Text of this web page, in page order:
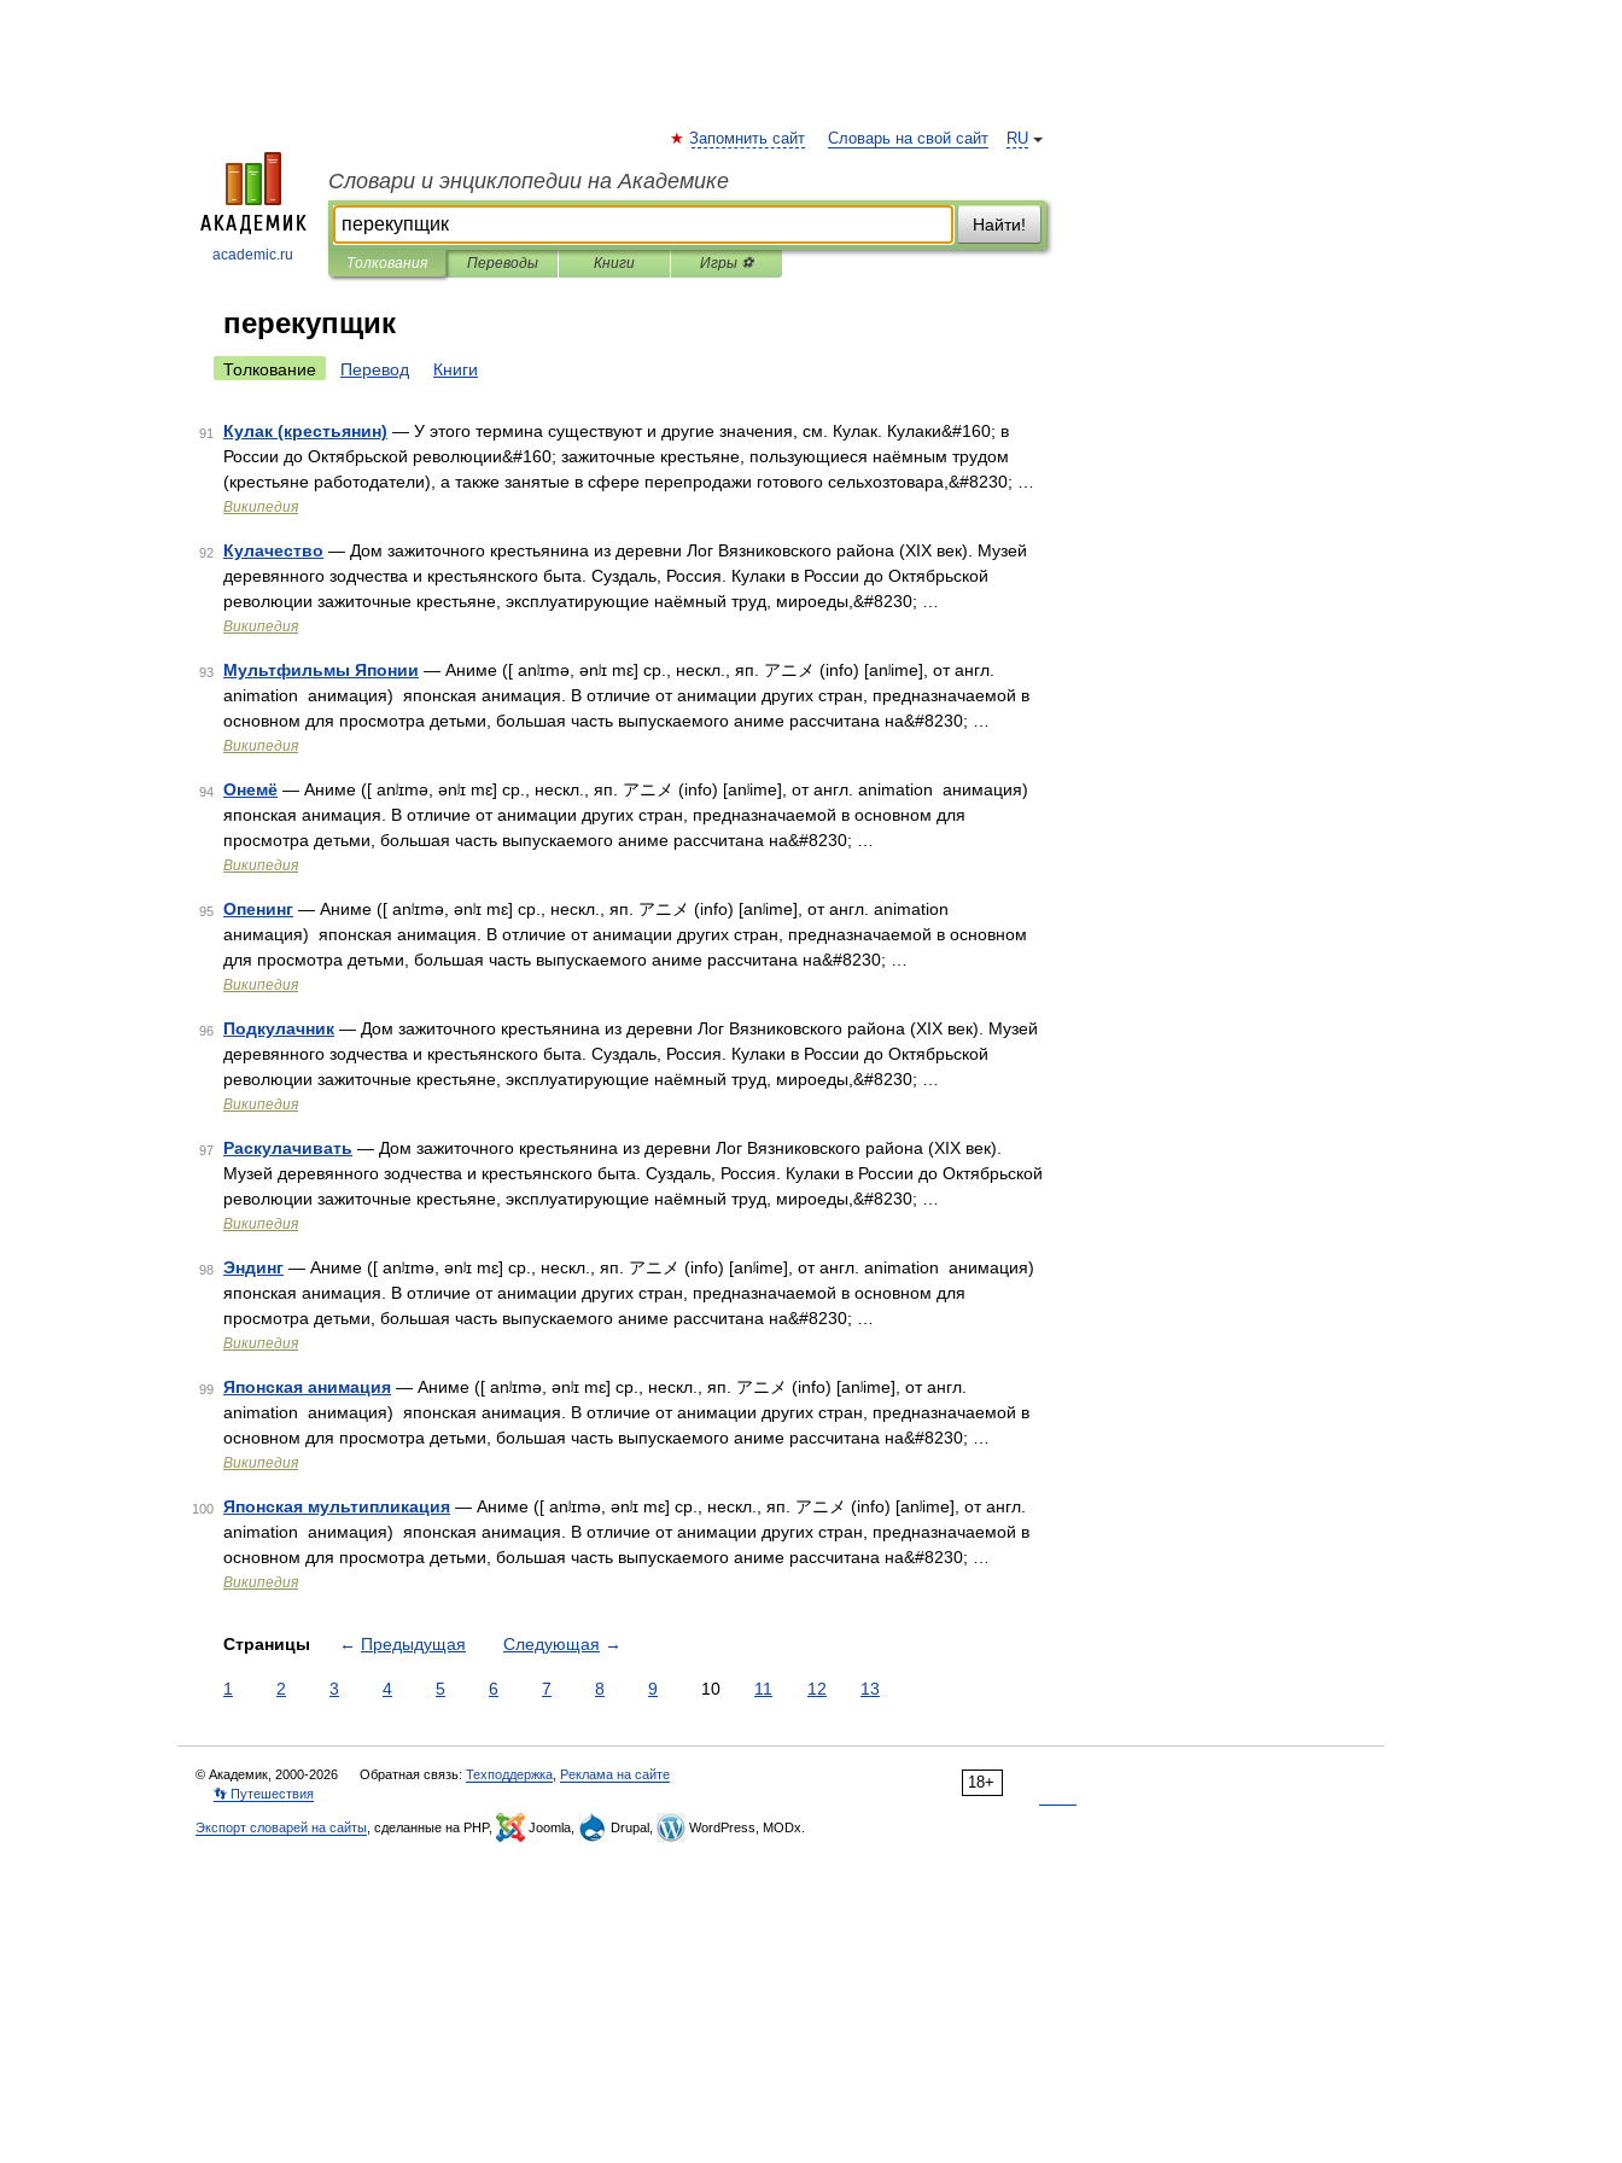
academic.ru
RU
Запомнить сайт Словарь на свой сайт
Словари и энциклопедии на Академике
Найти!
Толкования Переводы Книги Игры ⚽
перекупщик
Толкование Перевод Книги
91 Кулак (крестьянин) — У этого термина существуют и другие значения, см. Кулак. Кулаки&#160; в
России до Октябрьской революции&#160; зажиточные крестьяне, пользующиеся наёмным трудом
(крестьяне работодатели), а также занятые в сфере перепродажи готового сельхозтовара,&#8230; …
Википедия
92 Кулачество — Дом зажиточного крестьянина из деревни Лог Вязниковского района (XIX век). Музей
деревянного зодчества и крестьянского быта. Суздаль, Россия. Кулаки в России до Октябрьской
революции зажиточные крестьяне, эксплуатирующие наёмный труд, мироеды,&#8230; …
Википедия
93 Мультфильмы Японии — Аниме ([ anʲɪmə, ənʲɪ mɛ] ср., нескл., яп. アニメ (info) [anʲime], от англ.
animation анимация) японская анимация. В отличие от анимации других стран, предназначаемой в
основном для просмотра детьми, большая часть выпускаемого аниме рассчитана на&#8230; …
Википедия
94 Онемё — Аниме ([ anʲɪmə, ənʲɪ mɛ] ср., нескл., яп. アニメ (info) [anʲime], от англ. animation анимация)
японская анимация. В отличие от анимации других стран, предназначаемой в основном для
просмотра детьми, большая часть выпускаемого аниме рассчитана на&#8230; …
Википедия
95 Опенинг — Аниме ([ anʲɪmə, ənʲɪ mɛ] ср., нескл., яп. アニメ (info) [anʲime], от англ. animation
анимация) японская анимация. В отличие от анимации других стран, предназначаемой в основном
для просмотра детьми, большая часть выпускаемого аниме рассчитана на&#8230; …
Википедия
96 Подкулачник — Дом зажиточного крестьянина из деревни Лог Вязниковского района (XIX век). Музей
деревянного зодчества и крестьянского быта. Суздаль, Россия. Кулаки в России до Октябрьской
революции зажиточные крестьяне, эксплуатирующие наёмный труд, мироеды,&#8230; …
Википедия
97 Раскулачивать — Дом зажиточного крестьянина из деревни Лог Вязниковского района (XIX век).
Музей деревянного зодчества и крестьянского быта. Суздаль, Россия. Кулаки в России до Октябрьской
революции зажиточные крестьяне, эксплуатирующие наёмный труд, мироеды,&#8230; …
Википедия
98 Эндинг — Аниме ([ anʲɪmə, ənʲɪ mɛ] ср., нескл., яп. アニメ (info) [anʲime], от англ. animation анимация)
японская анимация. В отличие от анимации других стран, предназначаемой в основном для
просмотра детьми, большая часть выпускаемого аниме рассчитана на&#8230; …
Википедия
99 Японская анимация — Аниме ([ anʲɪmə, ənʲɪ mɛ] ср., нескл., яп. アニメ (info) [anʲime], от англ.
animation анимация) японская анимация. В отличие от анимации других стран, предназначаемой в
основном для просмотра детьми, большая часть выпускаемого аниме рассчитана на&#8230; …
Википедия
100 Японская мультипликация — Аниме ([ anʲɪmə, ənʲɪ mɛ] ср., нескл., яп. アニメ (info) [anʲime], от англ.
animation анимация) японская анимация. В отличие от анимации других стран, предназначаемой в
основном для просмотра детьми, большая часть выпускаемого аниме рассчитана на&#8230; …
Википедия
Страницы ← Предыдущая Следующая →
1 2 3 4 5 6 7 8 9 10 11 12 13
18+
© Академик, 2000-2026 Обратная связь: Техподдержка Реклама на сайте
👣 Путешествия
Экспорт словарей на сайты , сделанные на PHP, Joomla, Drupal, WordPress, MODx.